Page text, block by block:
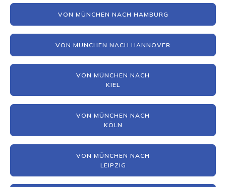
VON MÜNCHEN NACH HAMBURG
VON MÜNCHEN NACH HANNOVER
VON MÜNCHEN NACH
KIEL
VON MÜNCHEN NACH
KÖLN
VON MÜNCHEN NACH
LEIPZIG